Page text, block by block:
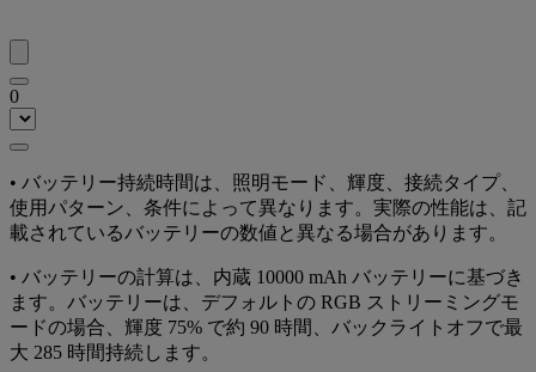
0
• バッテリー持続時間は、照明モード、輝度、接続タイプ、
使用パターン、条件によって異なります。実際の性能は、記
載されているバッテリーの数値と異なる場合があります。
• バッテリーの計算は、内蔵 10000 mAh バッテリーに基づき
ます。バッテリーは、デフォルトの RGB ストリーミングモ
ードの場合、輝度 75% で約 90 時間、バックライトオフで最
大 285 時間持続します。